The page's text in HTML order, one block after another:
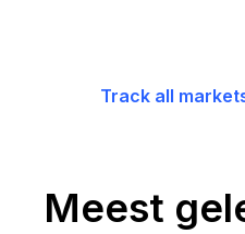
Track all
Meest